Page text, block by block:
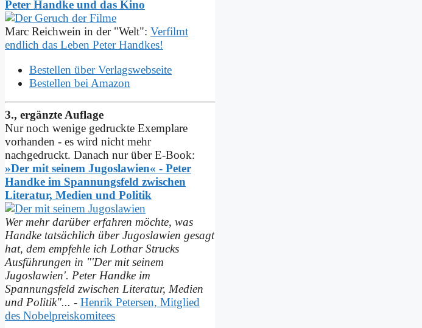
Peter Handke und das Kino
Marc Reichwein in der "Welt": Verfilmt
endlich das Leben Peter Handkes!
Bestellen über Verlagswebseite
Bestellen bei Amazon
3., ergänzte Auflage
Nur noch wenige gedruckte Exemplare
vorhanden - es wird nicht mehr
nachgedruckt. Danach nur über E-Book:
»Der mit seinem Jugoslawien« - Peter
Handke im Spannungs­feld zwischen
Literatur, Medien und Politik
Wer mehr darüber erfahren möchte, was
Handke tatsächlich über Jugoslawien gesagt
hat, dem empfehle ich Lothar Strucks
Ausführungen in "'Der mit seinem
Jugoslawien'. Peter Handke im
Spannungsfeld zwischen Literatur, Medien
und Politik"... - Henrik Petersen, Mitglied
des Nobelpreiskomitees